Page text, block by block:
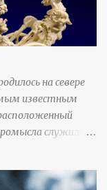
на севере
известным
служили
и тонировкой. В